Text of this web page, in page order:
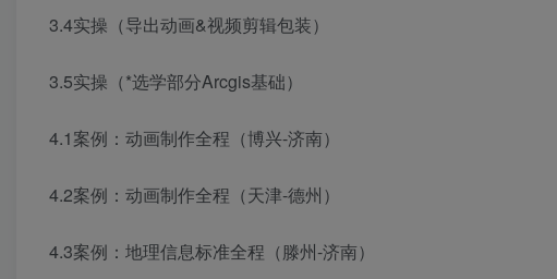
3.4实操（导出动画&视频剪辑包装）
3.5实操（*选学部分Arcgis基础）
4.1案例：动画制作全程（博兴-济南）
4.2案例：动画制作全程（天津-德州）
4.3案例：地理信息标准全程（滕州-济南）